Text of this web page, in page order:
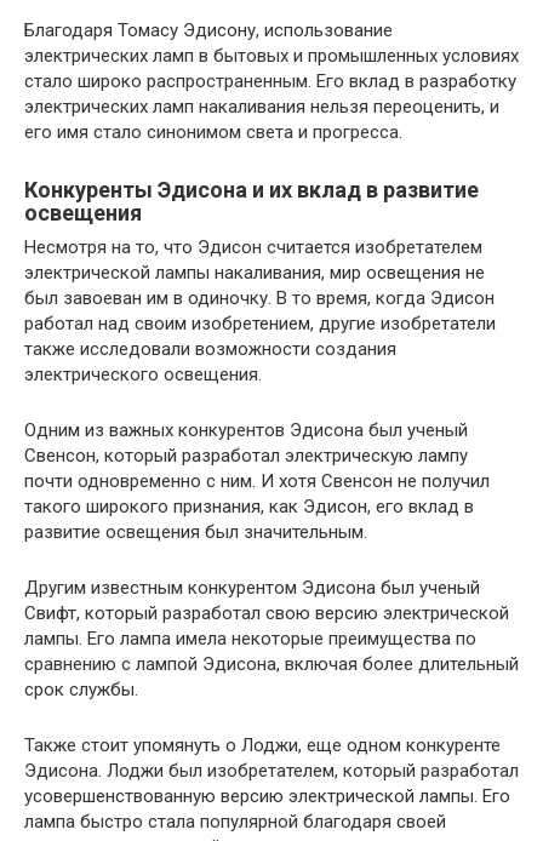
Благодаря Томасу Эдисону, использование
электрических ламп в бытовых и промышленных условиях
стало широко распространенным. Его вклад в разработку
электрических ламп накаливания нельзя переоценить, и
его имя стало синонимом света и прогресса.
Конкуренты Эдисона и их вклад в развитие
освещения
Несмотря на то, что Эдисон считается изобретателем
электрической лампы накаливания, мир освещения не
был завоеван им в одиночку. В то время, когда Эдисон
работал над своим изобретением, другие изобретатели
также исследовали возможности создания
электрического освещения.
Одним из важных конкурентов Эдисона был ученый
Свенсон, который разработал электрическую лампу
почти одновременно с ним. И хотя Свенсон не получил
такого широкого признания, как Эдисон, его вклад в
развитие освещения был значительным.
Другим известным конкурентом Эдисона был ученый
Свифт, который разработал свою версию электрической
лампы. Его лампа имела некоторые преимущества по
сравнению с лампой Эдисона, включая более длительный
срок службы.
Также стоит упомянуть о Лоджи, еще одном конкуренте
Эдисона. Лоджи был изобретателем, который разработал
усовершенствованную версию электрической лампы. Его
лампа быстро стала популярной благодаря своей